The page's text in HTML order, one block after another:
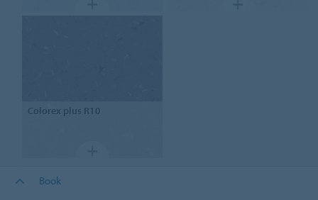
Colorex plus R10
Book